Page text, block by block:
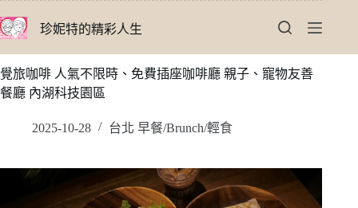
至
要
內
珍妮特的精彩人生
覺旅咖啡 人氣不限時、免費插座咖啡廳 親子、寵物友善
餐廳 內湖科技園區
2025-10-28 台北 早餐/Brunch/輕食